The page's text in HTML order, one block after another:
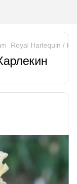
Royal Harlequin /